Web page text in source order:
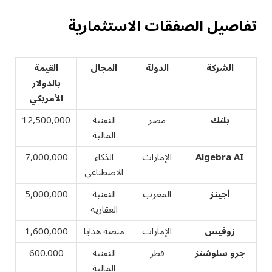
تفاصيل الصفقات الاستثمارية
الشركة الدولة المجال القيمة
بالدولار
الأمريكي
بلنك
مصر التقنية
المالية
12,500,000
Algebra AI
الإمارات الذكاء
الاصطناعي
7,000,000
أجينز
المغرب التقنية
العقارية
5,000,000
زوفيس
الإمارات منصة هدايا
1,600,000
جرو سلوشنز
قطر التقنية 600.000